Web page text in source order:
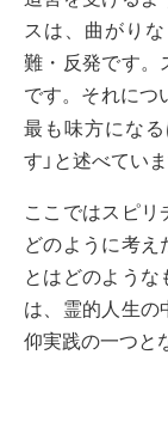
スは、曲がり
難・反発です。
です。それにつ
最も味方にな
す」と述べていま
ここではスピ
どのように考え
とはどのよう
は、霊的人生
仰実践の一つと